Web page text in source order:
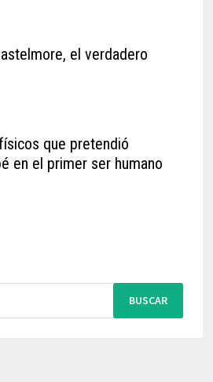
el verdadero
que pretendió
en el primer ser humano